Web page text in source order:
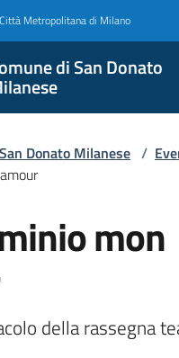
Città Metropolitana di Milano
di San Donato
Donato Milanese /
mon
della rassegna